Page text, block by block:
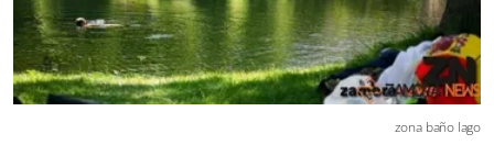
zona baño lago